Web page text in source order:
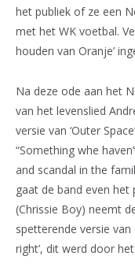
het publiek of ze een
met het WK voetbal.
houden van Oranje’
Na deze ode aan het
van het levenslied
versie van ‘Outer
“Something whe
and scandal in the
gaat de band even
(Chrissie Boy) neemt
spetterende versie
right’, dit werd door